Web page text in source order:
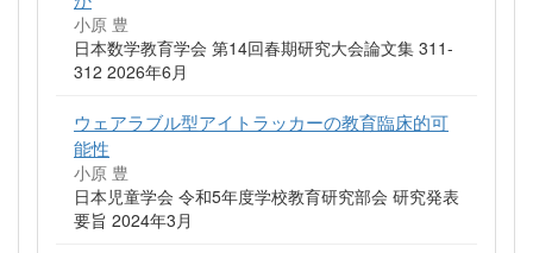
小原 豊
日本数学教育学会 第14回春期研究大会論文集 311-
312 2026年6月
ウェアラブル型アイトラッカーの教育臨床的可
能性
小原 豊
日本児童学会 令和5年度学校教育研究部会 研究発表
要旨 2024年3月